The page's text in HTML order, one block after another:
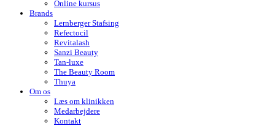
Online kursus
Brands
Lernberger Stafsing
Refectocil
Revitalash
Sanzi Beauty
Tan-luxe
The Beauty Room
Thuya
Om os
Læs om klinikken
Medarbejdere
Kontakt